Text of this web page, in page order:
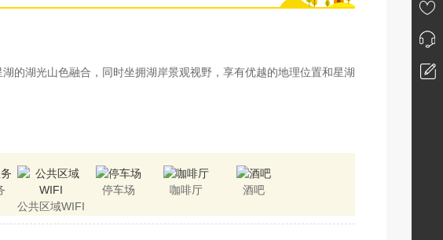
湖光山色融合，同时坐拥湖岸景观视野，享有优越的地理位置和星湖
公共区域WIFI
停车场 咖啡厅 酒吧